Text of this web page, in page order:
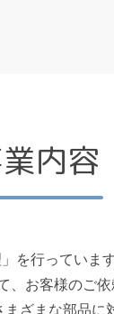
内容
を行ってい
お客様のご
ざまな部品